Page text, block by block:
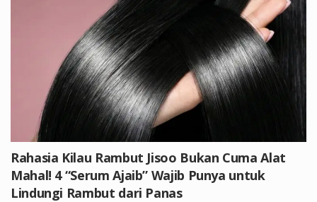
Rahasia Kilau Rambut Jisoo Bukan Cuma Alat
Mahal! 4 “Serum Ajaib” Wajib Punya untuk
Lindungi Rambut dari Panas